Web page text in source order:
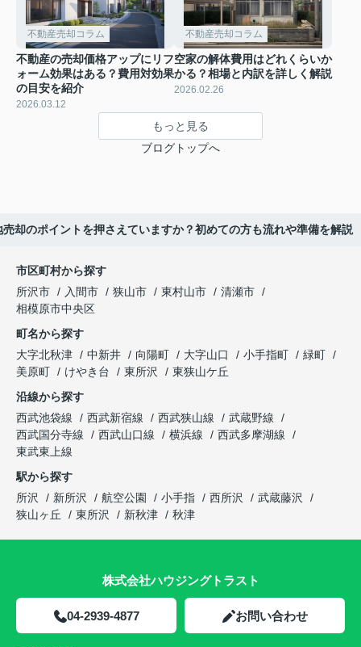
不動産売却コラム
不動産の売却価格アップにリフ
ォーム効果はある？費用対効果
の目安を紹介
2026.03.12
不動産売却コラム
空家の解体費用はどれくらいか
かる？相場と内訳を詳しく解説
2026.02.26
もっと見る
ブログトップへ
売却のポイントを押さえていますか？初めての方も流れや準備を解説
市区町村から探す
所沢市
入間市 狭山市 東村山市
清瀬市
相模原市中央区
町名から探す
大字北秋津
中新井 向陽町 大字山口 小手指町
緑町
美原町
けやき台 東所沢
東狭山ケ丘
沿線から探す
西武池袋線
西武新宿線 西武狭山線
武蔵野線
西武国分寺線
西武山口線 横浜線
西武多摩湖線
東武東上線
駅から探す
所沢
新所沢 航空公園 小手指 西所沢
武蔵藤沢
狭山ヶ丘
東所沢 新秋津 秋津
株式会社ハウジングトラスト
04-2939-4877 お問い合わせ